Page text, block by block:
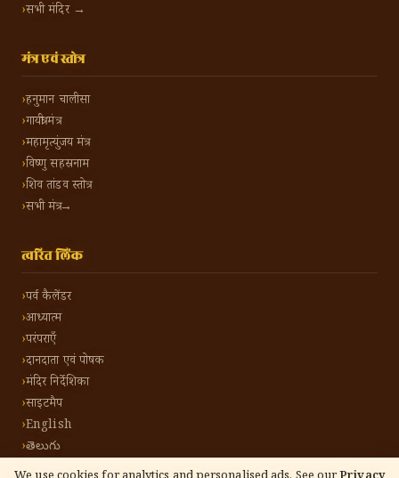
सभी मंदिर →
मंत्र एवं स्तोत्र
हनुमान चालीसा
गायत्री मंत्र
महामृत्युंजय मंत्र
विष्णु सहस्रनाम
शिव तांडव स्तोत्र
सभी मंत्र →
त्वरित लिंक
पर्व कैलेंडर
आध्यात्म
परंपराएँ
दानदाता एवं पोषक
मंदिर निर्देशिका
साइटमैप
English
తెలుగు